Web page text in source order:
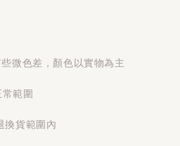
微色差，顏色以實物為主
範圍
換貨範圍內